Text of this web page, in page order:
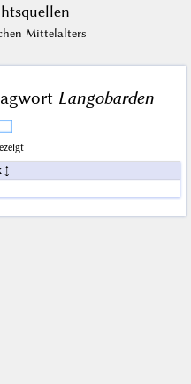
Mittelalters
Langobarden